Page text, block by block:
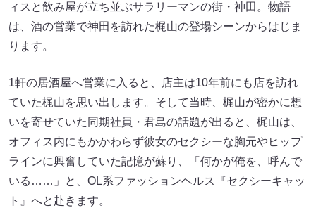
ィスと飲み屋が立ち並ぶサラリーマンの街・神田。物語
は、酒の営業で神田を訪れた梶山の登場シーンからはじま
ります。
1軒の居酒屋へ営業に入ると、店主は10年前にも店を訪れ
ていた梶山を思い出します。そして当時、梶山が密かに想
いを寄せていた同期社員・君島の話題が出ると、梶山は、
オフィス内にもかかわらず彼女のセクシーな胸元やヒップ
ラインに興奮していた記憶が蘇り、「何かが俺を、呼んで
いる……」と、OL系ファッションヘルス『セクシーキャッ
ト』へと赴きます。